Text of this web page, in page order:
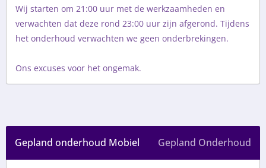
Wij starten om 21:00 uur met de werkzaamheden en
verwachten dat deze rond 23:00 uur zijn afgerond. Tijdens
het onderhoud verwachten we geen onderbrekingen.
Ons excuses voor het ongemak.
Gepland onderhoud Mobiel Gepland Onderhoud